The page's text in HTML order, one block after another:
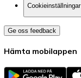
Cookieinställningar
Ge oss feedback
Hämta mobilappen